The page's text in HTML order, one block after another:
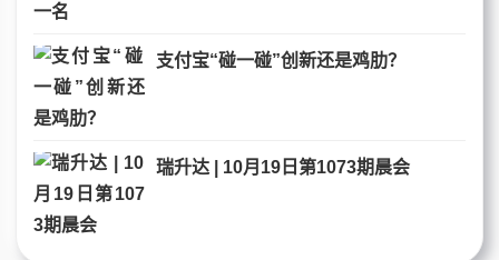
支付宝“碰一碰”创新还是鸡肋？
瑞升达 | 10月19日第1073期晨会